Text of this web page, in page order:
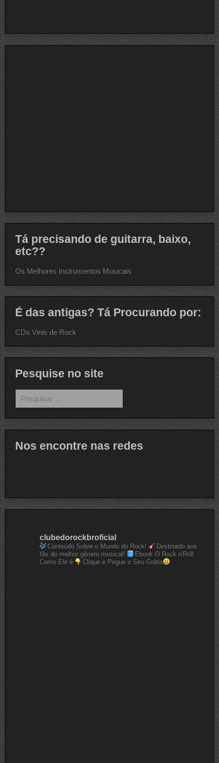
Tá precisando de guitarra, baixo,
etc??
Os Melhores Instrumentos Musicais
É das antigas? Tá Procurando por:
CDs Vinis de Rock
Pesquise no site
por:
Nos encontre nas redes
clubedorockbroficial
Conteúdo Sobre o Mundo do Rock!
Destinado aos
fãs do melhor gênero musical!
Ebook O Rock n'Roll
Como Ele é
Clique e Pegue o Seu Grátis